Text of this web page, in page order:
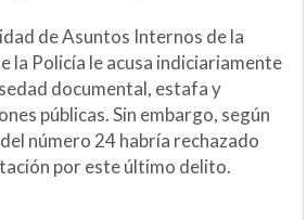
de Asuntos Internos de la
la Policía le acusa indiciariamente
documental, estafa y
públicas. Sin embargo, según
número 24 habría rechazado
por este último delito.